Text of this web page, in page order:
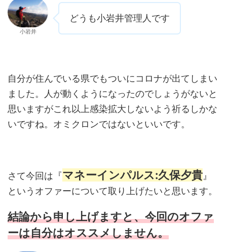
小岩井
どうも小岩井管理人です
自分が住んでいる県でもついにコロナが出てしまい
ました。人が動くようになったのでしょうがないと
思いますがこれ以上感染拡大しないよう祈るしかな
いですね。オミクロンではないといいです。
さて今回は『マネーインパルス:久保夕貴』
というオファーについて取り上げたいと思います。
結論から申し上げますと、今回のオファ
ーは自分はオススメしません。